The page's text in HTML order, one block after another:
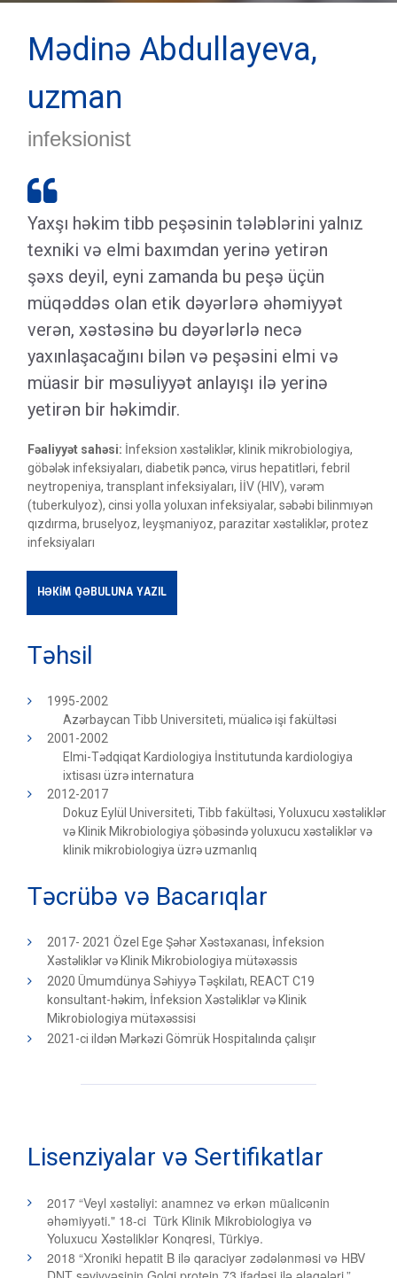
Mədinə Abdullayeva,
uzman
infeksionist

Yaxşı həkim tibb peşəsinin tələblərini yalnız
texniki və elmi baxımdan yerinə yetirən
şəxs deyil, eyni zamanda bu peşə üçün
müqəddəs olan etik dəyərlərə əhəmiyyət
verən, xəstəsinə bu dəyərlərlə necə
yaxınlaşacağını bilən və peşəsini elmi və
müasir bir məsuliyyət anlayışı ilə yerinə
yetirən bir həkimdir.
Fəaliyyət sahəsi: İnfeksion xəstəliklər, klinik mikrobiologiya,
göbələk infeksiyaları, diabetik pəncə, virus hepatitləri, febril
neytropeniya, transplant infeksiyaları, İİV (HIV), vərəm
(tuberkulyoz), cinsi yolla yoluxan infeksiyalar, səbəbi bilinmıyən
qızdırma, bruselyoz, leyşmaniyoz, parazitar xəstəliklər, protez
infeksiyaları
HƏKİM QƏBULUNA YAZIL
Təhsil
1995-2002
Azərbaycan Tibb Universiteti, müalicə işi fakültəsi
2001-2002
Elmi-Tədqiqat Kardiologiya İnstitutunda kardiologiya
ixtisası üzrə internatura
2012-2017
Dokuz Eylül Universiteti, Tibb fakültəsi, Yoluxucu xəstəliklər
və Klinik Mikrobiologiya şöbəsində yoluxucu xəstəliklər və
klinik mikrobiologiya üzrə uzmanlıq
Təcrübə və Bacarıqlar
2017- 2021 Özel Ege Şəhər Xəstəxanası, İnfeksion
Xəstəliklər və Klinik Mikrobiologiya mütəxəssis
2020 Ümumdünya Səhiyyə Təşkilatı, REACT C19
konsultant-həkim, İnfeksion Xəstəliklər və Klinik
Mikrobiologiya mütəxəssisi
2021-ci ildən Mərkəzi Gömrük Hospitalında çalışır
Lisenziyalar və Sertifikatlar
2017 “Veyl xəstəliyi: anamnez və erkən müalicənin
əhəmiyyəti." 18-ci Türk Klinik Mikrobiologiya və
Yoluxucu Xəstəliklər Konqresi, Türkiyə.
2018 “Xroniki hepatit B ilə qaraciyər zədələnməsi və HBV